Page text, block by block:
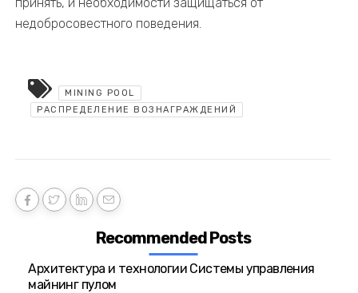
недобросовестного поведения.
MINING POOL
РАСПРЕДЕЛЕНИЕ ВОЗНАГРАЖДЕНИЙ
Recommended Posts
Архитектура и технологии Системы управления
майнинг пулом